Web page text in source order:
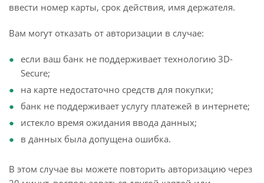
ввести номер карты, срок действия, имя держателя.
Вам могут отказать от авторизации в случае:
если ваш банк не поддерживает технологию 3D-
Secure;
на карте недостаточно средств для покупки;
банк не поддерживает услугу платежей в интернете;
истекло время ожидания ввода данных;
в данных была допущена ошибка.
В этом случае вы можете повторить авторизацию через